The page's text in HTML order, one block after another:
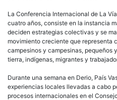
La Conferencia Internacional de La
cuatro años, consiste en la instancia
deciden estrategias colectivas y se
movimiento creciente que representa
campesinos y campesinas, pequeños
tierra, indígenas, migrantes y
Durante una semana en Derio, País
experiencias locales llevadas a cabo
procesos internacionales en el